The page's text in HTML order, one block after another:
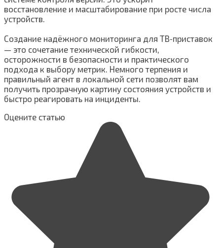
восстановление и масштабирование при росте числа
устройств.
Создание надёжного мониторинга для ТВ‑приставок
— это сочетание технической гибкости,
осторожности в безопасности и практического
подхода к выбору метрик. Немного терпения и
правильный агент в локальной сети позволят вам
получить прозрачную картину состояния устройств и
быстро реагировать на инциденты.
Оцените статью